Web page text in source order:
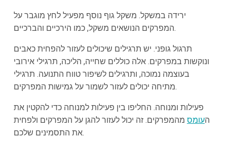
ירידה במשקל. משקל גוף נוסף מפעיל לחץ מוגבר על
המפרקים הנושאים משקל, כמו הירכיים והברכיים.
תרגול גופני. יש תרגילים שיכולים לעזור להפחית כאבים
ונוקשות במפרקים. אלה כוללים שחייה, הליכה, תרגילי אירובי
בעוצמה נמוכה, ותרגילים לשיפור טווח התנועה. תרגילי
מתיחה יכולים לעזור לשמור על גמישות המפרקים.
פעילות ומנוחה. החליפו בין פעילות למנוחה כדי להקטין את
העומס מהמפרקים. זה יכול לעזור להגן על המפרקים ולפחית
את התסמינים שלכם.